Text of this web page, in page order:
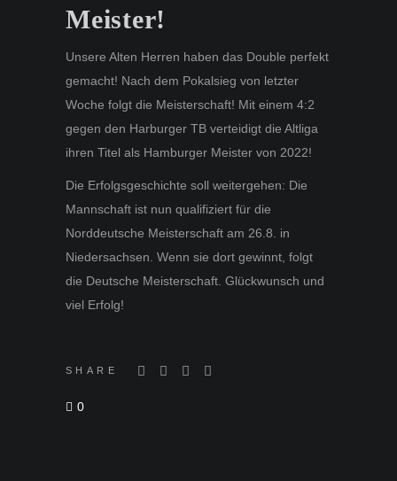
Meister!
Unsere Alten Herren haben das Double perfekt
gemacht! Nach dem Pokalsieg von letzter
Woche folgt die Meisterschaft! Mit einem 4:2
gegen den Harburger TB verteidigt die Altliga
ihren Titel als Hamburger Meister von 2022!
Die Erfolgsgeschichte soll weitergehen: Die
Mannschaft ist nun qualifiziert für die
Norddeutsche Meisterschaft am 26.8. in
Niedersachsen. Wenn sie dort gewinnt, folgt
die Deutsche Meisterschaft. Glückwunsch und
viel Erfolg!
SHARE
0